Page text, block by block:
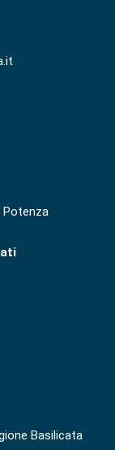
Potenza
Basilicata